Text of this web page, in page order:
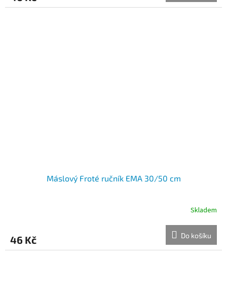
Máslový Froté ručník EMA 30/50 cm
Skladem
46 Kč Do košíku